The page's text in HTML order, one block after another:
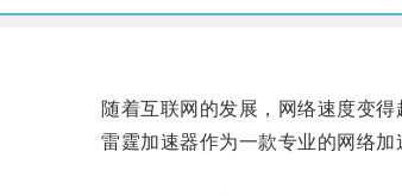
随着互联网的发展，网络速度变得
雷霆加速器作为一款专业的网络加